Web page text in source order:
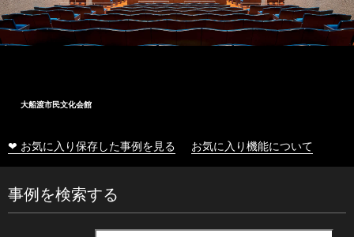
大船渡市民文化会館
❤ お気に入り保存した事例を見る お気に入り機能について
事例を検索する